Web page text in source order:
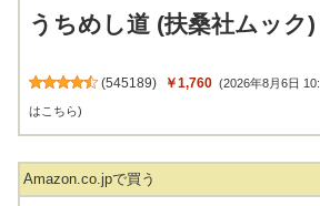
うちめし道 (扶桑社ムック)
(545189) ￥1,760 (2026年8月6日
はこちら)
Amazon.co.jpで買う